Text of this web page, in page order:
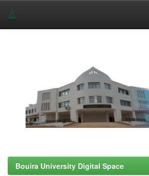
Bouira University Digital Space